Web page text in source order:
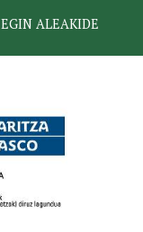
EGIN ALEAKIDE